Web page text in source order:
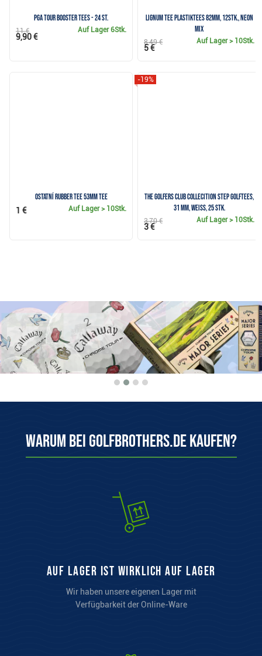
PGA Tour Booster Tees - 24 St.
Auf Lager6Stk.
11 €
9,90 €
Lignum Tee Plastiktees 82mm, 12Stk., neon
mix
Auf Lager> 10Stk.
8,49 €
5 €
Ostatní Rubber Tee 53mm Tee
Auf Lager> 10Stk.
1 €
The Golfers Club Collecition Step Golftees,
31 mm, weiss, 25 Stk.
-19%
Auf Lager> 10Stk.
3,70 €
3 €
Warum bei Golfbrothers.de kaufen?
auf Lager ist wirklich auf Lager
Wir haben unsere eigenen Lager mit
Verfügbarkeit der Online-Ware